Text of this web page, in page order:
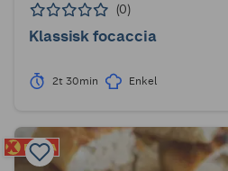
(0)
Klassisk focaccia
2t 30min Enkel